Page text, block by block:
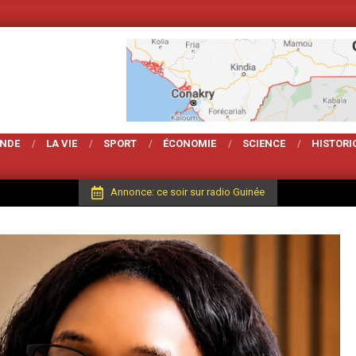
Votre Magarzine
LA VIE SPORT ÉCONOMIE SCIENCE
Annonce: ce soir sur radio Guinée